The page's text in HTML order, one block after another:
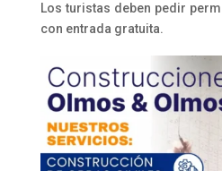
Los turistas deben pedir
con entrada gratuita.